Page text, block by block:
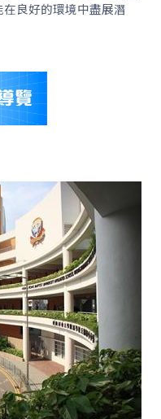
良好的環境中盡展潛